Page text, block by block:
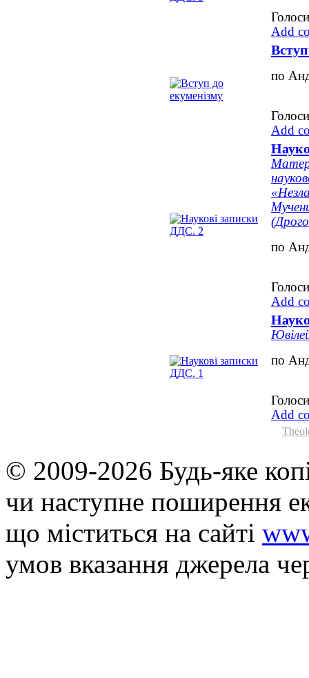
Add
по
Add
по
Add
по
Add
© 2009-2026 Будь-яке
чи наступне поширення
що мiститься на сайті
умов вказання джерела